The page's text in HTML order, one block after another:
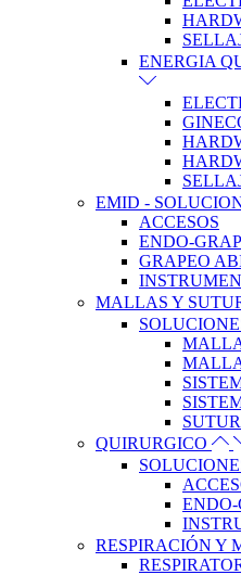
ENERGIA
EMID -
ACCESOS
ENDO-
GRAPEO
MALLAS Y
QUIRURGICO
ENDO-
RESPIRACIÓN Y